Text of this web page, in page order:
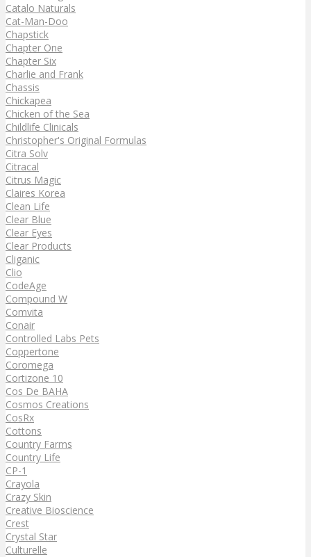
Catalo Naturals
Cat-Man-Doo
Chapstick
Chapter One
Chapter Six
Charlie and Frank
Chassis
Chickapea
Chicken of the Sea
Childlife Clinicals
Christopher's Original Formulas
Citra Solv
Citracal
Citrus Magic
Claires Korea
Clean Life
Clear Blue
Clear Eyes
Clear Products
Cliganic
Clio
CodeAge
Compound W
Comvita
Conair
Controlled Labs Pets
Coppertone
Coromega
Cortizone 10
Cos De BAHA
Cosmos Creations
CosRx
Cottons
Country Farms
Country Life
CP-1
Crayola
Crazy Skin
Creative Bioscience
Crest
Crystal Star
Culturelle